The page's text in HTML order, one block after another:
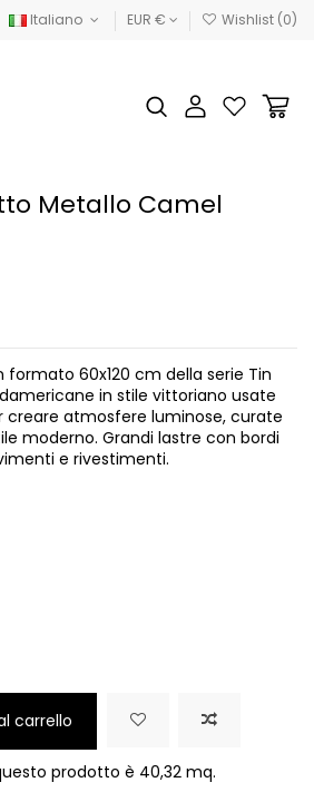
Italiano EUR € Wishlist (0)
Metallo Camel
formato 60x120 cm della serie Tin
in stile vittoriano usate
creare atmosfere luminose, curate
moderno. Grandi lastre con bordi
e rivestimenti.
carrello
prodotto è 40,32 mq.